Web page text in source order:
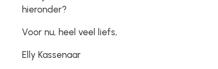
hieronder?
Voor nu, heel veel liefs,
Elly Kassenaar